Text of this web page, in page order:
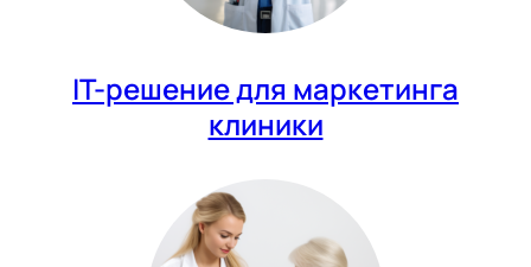
IT-решение для маркетинга
клиники